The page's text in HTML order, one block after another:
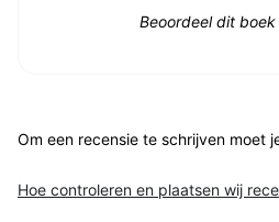
Beoordeel dit boek
Om een recensie te schrijven moet
Hoe controleren en plaatsen wij